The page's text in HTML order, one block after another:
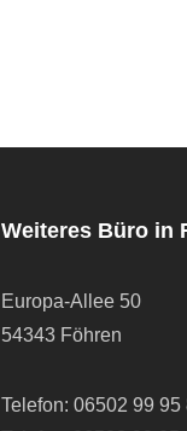
Weiteres Büro in
Europa-Allee 50
54343 Föhren
Telefon: 06502 99 95